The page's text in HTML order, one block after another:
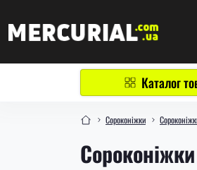
Каталог
Сороконіжки